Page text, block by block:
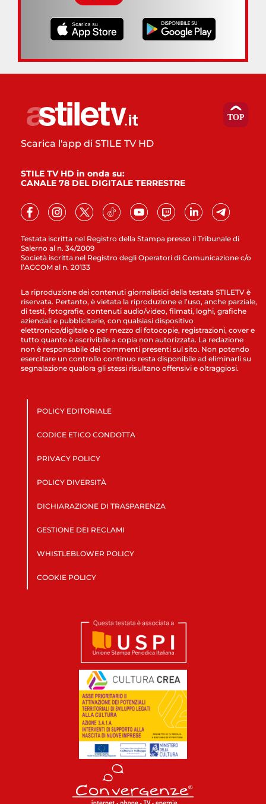
Testata iscritta nel Registro della Stampa presso il Tribunale di
Salerno al n. 34/2009
Società iscritta nel Registro degli Operatori di Comunicazione c/o
l’AGCOM al n. 20133
Scarica l'app di STILE TV HD
STILE TV HD in onda su:
CANALE 78 DEL DIGITALE TERRESTRE
La riproduzione dei contenuti giornalistici della testata STILETV è
riservata. Pertanto, è vietata la riproduzione e l’uso, anche parziale,
di testi, fotografie, contenuti audio/video, filmati, loghi, grafiche
aziendali e pubblicitarie, con qualsiasi dispositivo
elettronico/digitale o per mezzo di fotocopie, registrazioni, cover e
tutto quanto è ascrivibile a copia non autorizzata. La redazione
non è responsabile dei commenti presenti sul sito. Non potendo
esercitare un controllo continuo resta disponibile ad eliminarli su
segnalazione qualora gli stessi risultano offensivi e oltraggiosi.
POLICY EDITORIALE
CODICE ETICO CONDOTTA
PRIVACY POLICY
POLICY DIVERSITÀ
DICHIARAZIONE DI TRASPARENZA
GESTIONE DEI RECLAMI
WHISTLEBLOWER POLICY
COOKIE POLICY